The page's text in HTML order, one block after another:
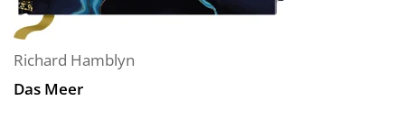
Richard Hamblyn
Das Meer